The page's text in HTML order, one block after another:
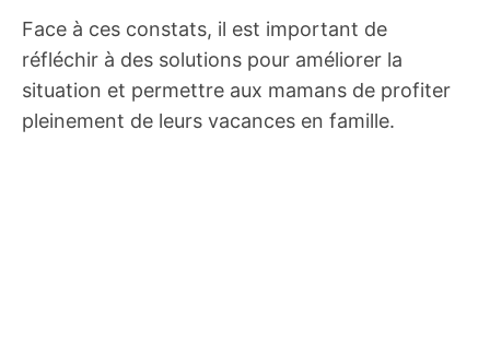
Face à ces constats, il est important de
réfléchir à des solutions pour améliorer la
situation et permettre aux mamans de profiter
pleinement de leurs vacances en famille.